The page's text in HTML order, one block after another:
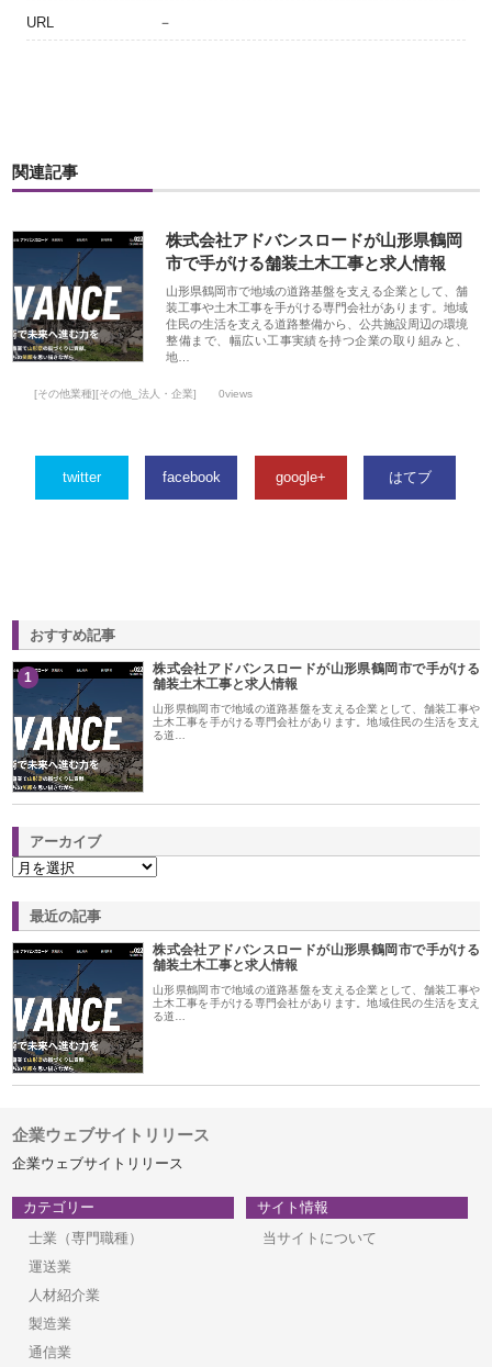
URL －
関連記事
株式会社アドバンスロードが山形県鶴岡
市で手がける舗装土木工事と求人情報
山形県鶴岡市で地域の道路基盤を支える企業として、舗
装工事や土木工事を手がける専門会社があります。地域
住民の生活を支える道路整備から、公共施設周辺の環境
整備まで、幅広い工事実績を持つ企業の取り組みと、
地…
[その他業種][その他_法人・企業] 0views
twitter facebook google+ はてブ
おすすめ記事
1
株式会社アドバンスロードが山形県鶴岡市で手がける
舗装土木工事と求人情報
山形県鶴岡市で地域の道路基盤を支える企業として、舗装工事や
土木工事を手がける専門会社があります。地域住民の生活を支え
る道…
アーカイブ
最近の記事
株式会社アドバンスロードが山形県鶴岡市で手がける
舗装土木工事と求人情報
山形県鶴岡市で地域の道路基盤を支える企業として、舗装工事や
土木工事を手がける専門会社があります。地域住民の生活を支え
る道…
企業ウェブサイトリリース
企業ウェブサイトリリース
カテゴリー
士業（専門職種）
運送業
人材紹介業
製造業
通信業
サイト情報
当サイトについて